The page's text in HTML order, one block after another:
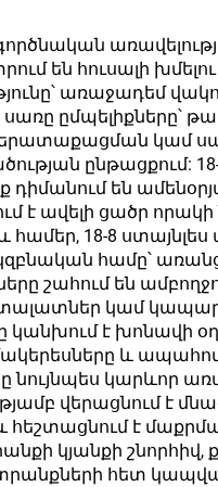
ունց, 32
տաք և
համար՝
և լոգոյի
համար
են հուսալի
առաջադեմ
ըմպելիքները՝
կամ
ընթացքում:
են
ավելի ցածր որակի
համեր, 18-8
համը՝
շահում են
կամ
է խոնավի
և
կարևոր
վերացնում է
է
կյանքի շնորհիվ,
հետ